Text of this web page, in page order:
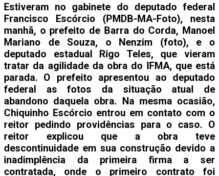
Estiveram no gabinete do deputado federal
Francisco Escórcio (PMDB-MA-Foto), nesta
manhã, o prefeito de Barra do Corda, Manoel
Mariano de Souza, o Nenzim (foto), e o
deputado estadual Rigo Teles, que vieram
tratar da agilidade da obra do IFMA, que está
parada. O prefeito apresentou ao deputado
federal as fotos da situação atual de
abandono daquela obra. Na mesma ocasião,
Chiquinho Escórcio entrou em contato com o
reitor pedindo providências para o caso. O
reitor explicou que a obra teve
descontinuidade em sua construção devido a
inadimplência da primeira firma a ser
contratada, onde o primeiro contrato foi